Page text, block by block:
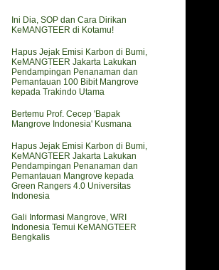
Ini Dia, SOP dan Cara Dirikan
KeMANGTEER di Kotamu!
Hapus Jejak Emisi Karbon di Bumi,
KeMANGTEER Jakarta Lakukan
Pendampingan Penanaman dan
Pemantauan 100 Bibit Mangrove
kepada Trakindo Utama
Bertemu Prof. Cecep 'Bapak
Mangrove Indonesia' Kusmana
Hapus Jejak Emisi Karbon di Bumi,
KeMANGTEER Jakarta Lakukan
Pendampingan Penanaman dan
Pemantauan Mangrove kepada
Green Rangers 4.0 Universitas
Indonesia
Gali Informasi Mangrove, WRI
Indonesia Temui KeMANGTEER
Bengkalis